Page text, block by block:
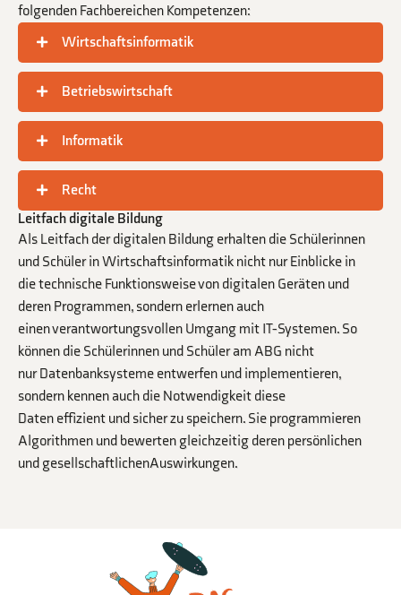
folgenden Fachbereichen Kompetenzen:
Wirtschaftsinformatik
Betriebswirtschaft
Informatik
Recht
Leitfach digitale Bildung
Als Leitfach der digitalen Bildung erhalten die Schülerinnen
und Schüler in Wirtschaftsinformatik nicht nur Einblicke in
die technische Funktionsweise von digitalen Geräten und
deren Programmen, sondern erlernen auch
einen verantwortungsvollen Umgang mit IT-Systemen. So
können die Schülerinnen und Schüler am ABG nicht
nur Datenbanksysteme entwerfen und implementieren,
sondern kennen auch die Notwendigkeit diese
Daten effizient und sicher zu speichern. Sie programmieren
Algorithmen und bewerten gleichzeitig deren persönlichen
und gesellschaftlichenAuswirkungen.